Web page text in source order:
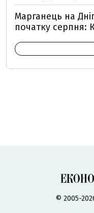
Марганець на
початку серпня:
© 2005-